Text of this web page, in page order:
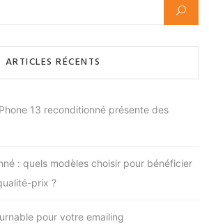
ARTICLES RÉCENTS
13 reconditionné présente des
: quels modèles choisir pour bénéficier
prix ?
pour votre emailing